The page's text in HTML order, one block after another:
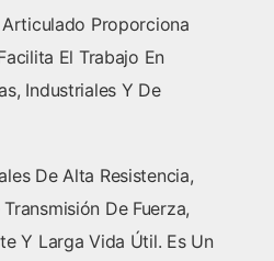
Proporciona
El Trabajo En
Industriales Y De
De Alta Resistencia,
De Fuerza,
Y Larga Vida Útil. Es Un